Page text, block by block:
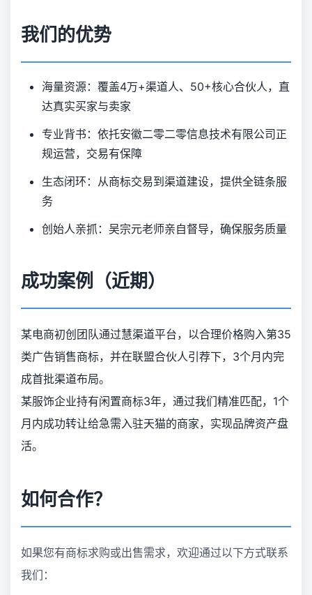
我们的优势
海量资源：覆盖4万+渠道人、50+核心合伙人，直
达真实买家与卖家
专业背书：依托安徽二零二零信息技术有限公司正
规运营，交易有保障
生态闭环：从商标交易到渠道建设，提供全链条服
务
创始人亲抓：吴宗元老师亲自督导，确保服务质量
成功案例（近期）
某电商初创团队通过慧渠道平台，以合理价格购入第35
类广告销售商标，并在联盟合伙人引荐下，3个月内完
成首批渠道布局。
某服饰企业持有闲置商标3年，通过我们精准匹配，1个
月内成功转让给急需入驻天猫的商家，实现品牌资产盘
活。
如何合作？
如果您有商标求购或出售需求，欢迎通过以下方式联系
我们：